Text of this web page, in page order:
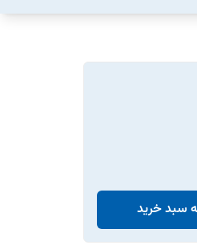
سبد خرید